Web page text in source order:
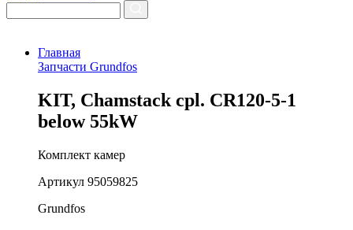
Главная
Запчасти Grundfos
KIT, Chamstack cpl. CR120-5-1
below 55kW
Комплект камер
Артикул 95059825
Grundfos